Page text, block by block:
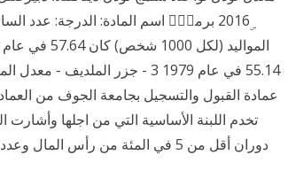
عمادة القبول والتسجيل بجامعة الجوف من
دوران أقل من 5 في المئة من رأس